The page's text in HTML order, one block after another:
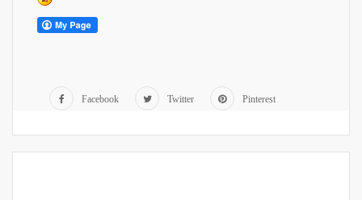
Facebook Twitter Pinterest